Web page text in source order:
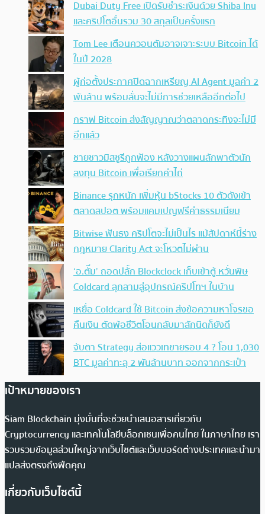
Dubai Duty Free เปิดรับชำระเงินด้วย Shiba Inu
และคริปโตอื่นรวม 30 สกุลเป็นครั้งแรก
Tom Lee เตือนควอนตัมอาจเจาะระบบ Bitcoin ได้
ในปี 2028
ผู้ก่อตั้งประกาศปิดฉากเหรียญ AI Agent มูลค่า 2
พันล้าน พร้อมลั่นจะไม่มีการช่วยเหลืออีกต่อไป
กราฟ Bitcoin ส่งสัญญาณว่าตลาดกระทิงจะไม่มี
อีกแล้ว
ชายชาวมิสซูรีถูกฟ้อง หลังวางแผนลักพาตัวนัก
ลงทุน Bitcoin เพื่อเรียกค่าไถ่
Binance รุกหนัก เพิ่มหุ้น bStocks 10 ตัวดังเข้า
ตลาดสปอต พร้อมแคมเปญฟรีค่าธรรมเนียม
Bitwise ฟันธง คริปโตจะไม่เป็นไร แม้สัปดาห์นี้ร่าง
กฎหมาย Clarity Act จะโหวตไม่ผ่าน
‘อ.ตั๊ม’ ถอดปลั้ก Blockclock เก็บเข้าตู้ หวั่นพิษ
Coldcard ลุกลามสู่อุปกรณ์คริปโทฯ ในบ้าน
เหยื่อ Coldcard ใช้ Bitcoin ส่งข้อความหาโจรขอ
คืนเงิน ตัดพ้อชีวิตโอนกลับมาสักนิดก็ยังดี
จับตา Strategy ส่อแววเทขายรอบ 4 ? โอน 1,030
BTC มูลค่าทะลุ 2 พันล้านบาท ออกจากกระเป๋า
เป้าหมายของเรา
Siam Blockchain มุ่งมั่นที่จะช่วยนำเสนอสารเกี่ยวกับ
Cryptocurrency และเทคโนโลยีบล็อกเชนเพื่อคนไทย ในภาษาไทย เรา
รวบรวมข้อมูลส่วนใหญ่จากเว็บไซต์และเว็บบอร์ดต่างประเทศและนำมา
แปลส่งตรงถึงฟีดคุณ
เกี่ยวกับเว็บไซต์นี้